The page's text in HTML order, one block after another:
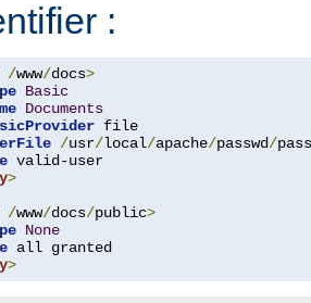
:
/www/docs>
Basic
Documents
file
/usr/local/apache/passwd/
>
/www/docs/public>
None
>